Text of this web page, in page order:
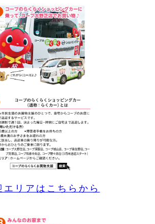
エリアはこちらから